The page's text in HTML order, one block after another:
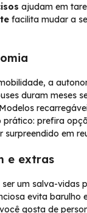
ajudam em
facilita mudar a
a
duram meses
prático: prefira
em
e extras
um salva-vidas
evita barulho
gosta de